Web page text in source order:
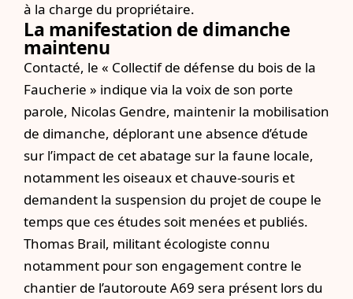
à la charge du propriétaire.
La manifestation de dimanche
maintenu
Contacté, le « Collectif de défense du bois de la
Faucherie » indique via la voix de son porte
parole, Nicolas Gendre, maintenir la mobilisation
de dimanche, déplorant une absence d’étude
sur l’impact de cet abatage sur la faune locale,
notamment les oiseaux et chauve-souris et
demandent la suspension du projet de coupe le
temps que ces études soit menées et publiés.
Thomas Brail, militant écologiste connu
notamment pour son engagement contre le
chantier de l’autoroute A69 sera présent lors du